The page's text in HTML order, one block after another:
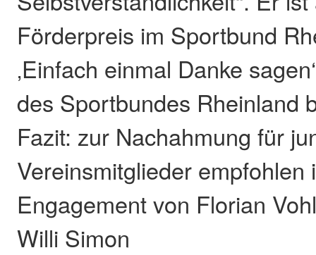
Förderpreis im Sportbund
‚Einfach einmal Danke
des Sportbundes Rheinland
Fazit: zur Nachahmung für
Vereinsmitglieder empfohlen
Engagement von Florian
Willi Simon